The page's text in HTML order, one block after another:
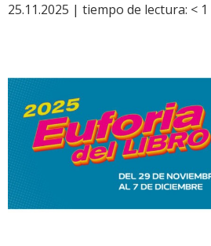
25.11.2025 | tiempo de lectura: < 1